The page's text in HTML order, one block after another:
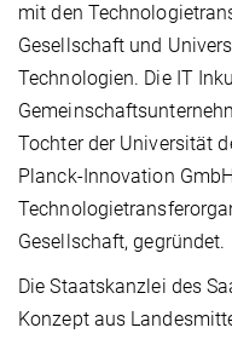
mit den
Gesellschaft und
Technologien. Die IT
Tochter der Universität
Planck-Innovation
Gesellschaft, gegründet.
Die Staatskanzlei des
Konzept aus